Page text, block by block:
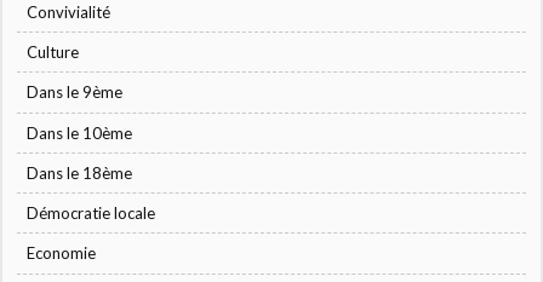
Convivialité
Culture
Dans le 9ème
Dans le 10ème
Dans le 18ème
Démocratie locale
Economie